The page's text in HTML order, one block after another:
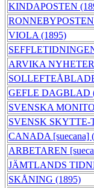
KINDAPOSTEN
VIOLA (1895)
ARVIKA
GEFLE DAGBLAD
SVENSKA
SVENSK SKYTTE-
CANADA [suecana]
ARBETAREN
JÄMTLANDS
SKÅNING (1895)